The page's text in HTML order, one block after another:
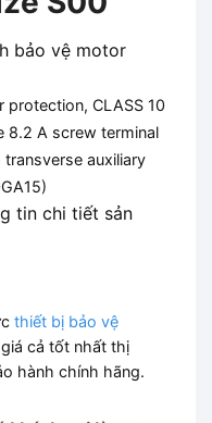
bảo vệ motor
CLASS 10
8.2 A screw terminal
auxiliary
)
tin chi tiết sản
thiết bị bảo vệ
cả tốt nhất thị
hành chính hãng.